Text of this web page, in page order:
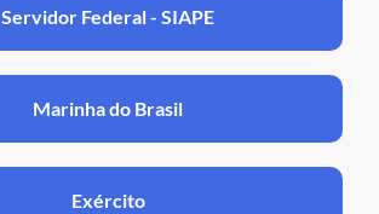
Servidor Federal - SIAPE
Marinha do Brasil
Exército